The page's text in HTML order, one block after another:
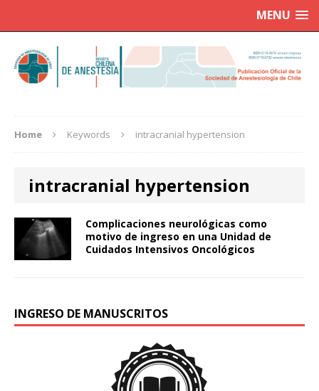
MENU
Home Keywords intracranial hypertension
intracranial hypertension
Complicaciones neurológicas como
motivo de ingreso en una Unidad de
Cuidados Intensivos Oncológicos
INGRESO DE MANUSCRITOS